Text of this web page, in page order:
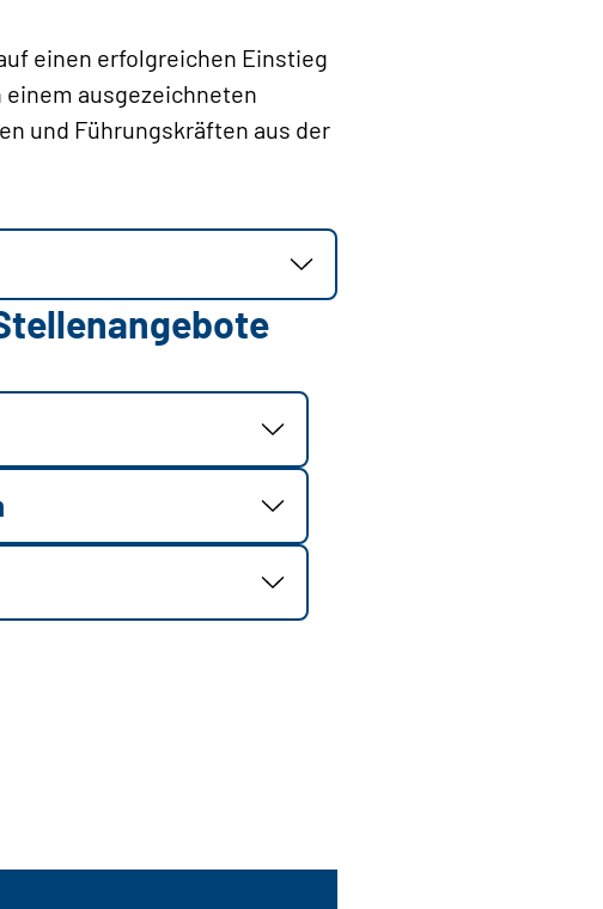
einen erfolgreichen Einstieg
ausgezeichneten
und Führungskräften aus der